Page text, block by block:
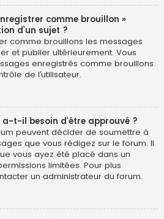
comme brouillon »
d’un sujet ?
comme brouillons les messages
et publier ultérieurement. Vous
enregistrés comme brouillons
de l’utilisateur.
t-il besoin d’être approuvé ?
peuvent décider de soumettre à
que vous rédigez sur le forum. Il
vous ayez été placé dans un
limitées. Pour plus
un administrateur du forum.